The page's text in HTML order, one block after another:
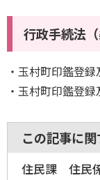
行政手続法
玉村町印鑑登録
玉村町印鑑登
この記事に
住民課 住民